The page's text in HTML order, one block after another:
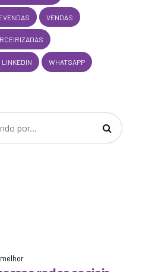
VENDAS VENDAS
LINKEDIN WHATSAPP